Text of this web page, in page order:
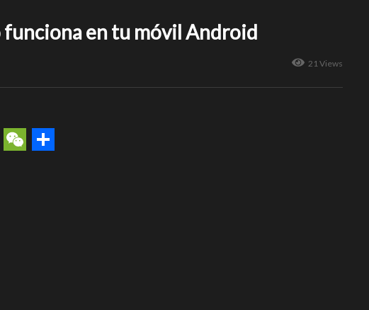
funciona en tu móvil Android
21 Views